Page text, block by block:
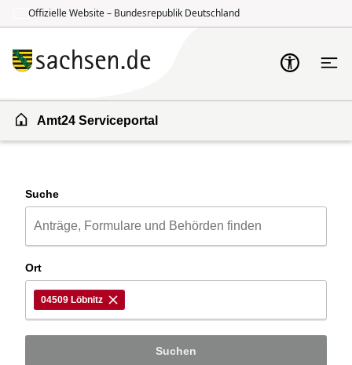
Offizielle Website – Bundesrepublik Deutschland
Amt24 Serviceportal
Suche
Ort
04509 Löbnitz
Suchen